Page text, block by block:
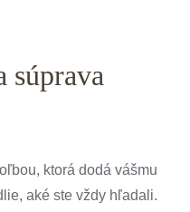
súprava
ktorá dodá vášmu
aké ste vždy hľadali.